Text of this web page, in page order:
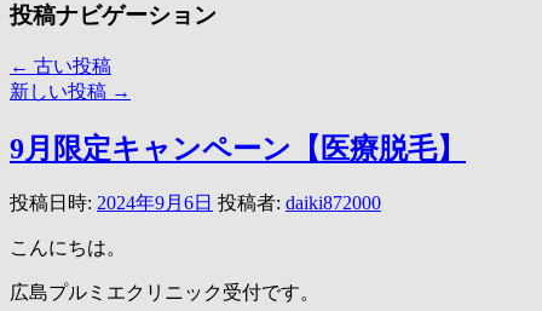
投稿ナビゲーション
← 古い投稿
新しい投稿 →
9月限定キャンペーン【医療脱毛】
投稿日時: 2024年9月6日 投稿者: daiki872000
こんにちは。
広島プルミエクリニック受付です。